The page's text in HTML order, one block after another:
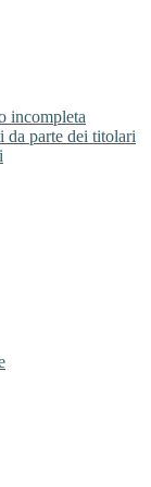
incompleta
da parte dei titolari